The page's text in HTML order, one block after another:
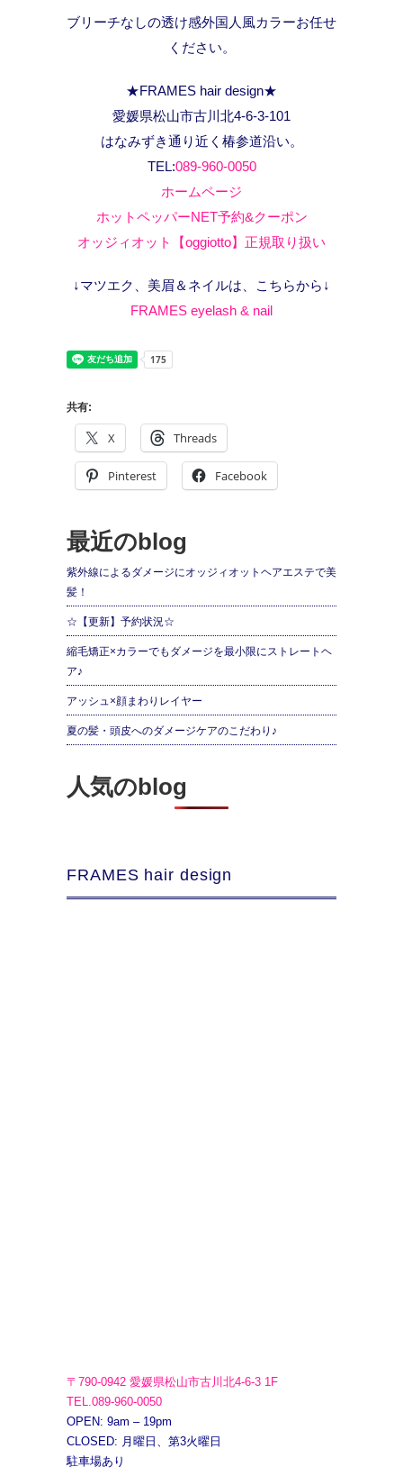
ブリーチなしの透け感外国人風カラーお任せ
ください。
★FRAMES hair design★
愛媛県松山市古川北4-6-3-101
はなみずき通り近く椿参道沿い。
TEL:089-960-0050
ホームページ
ホットペッパーNET予約&クーポン
オッジィオット【oggiotto】正規取り扱い
↓マツエク、美眉＆ネイルは、こちらから↓
FRAMES eyelash & nail
共有:
X Threads
Pinterest Facebook
最近のblog
紫外線によるダメージにオッジィオットヘアエステで美
髪！
☆【更新】予約状況☆
縮毛矯正×カラーでもダメージを最小限にストレートヘ
ア♪
アッシュ×顔まわりレイヤー
夏の髪・頭皮へのダメージケアのこだわり♪
人気のblog
FRAMES hair design
〒790-0942 愛媛県松山市古川北4-6-3 1F
TEL.089-960-0050
OPEN: 9am – 19pm
CLOSED: 月曜日、第3火曜日
駐車場あり